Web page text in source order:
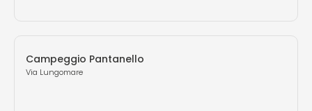
Campeggio Pantanello
Via Lungomare